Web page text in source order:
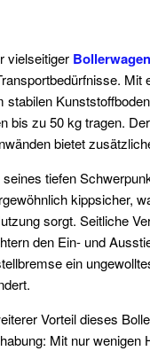
vielseitiger
Mit
stabilen
bis zu 50 kg tragen.
bietet
seines tiefen
kippsicher,
sorgt. Seitliche
den Ein- und
ein
Vorteil dieses
Mit nur wenigen